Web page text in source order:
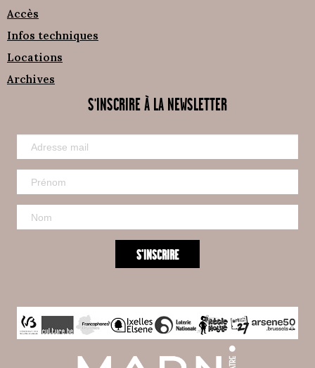
Accès
Infos techniques
Locations
Archives
S'INSCRIRE À LA NEWSLETTER